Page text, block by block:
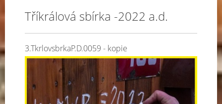
Tříkrálová sbírka -2022 a.d.
3.TkrlovsbrkaP.D.0059 - kopie